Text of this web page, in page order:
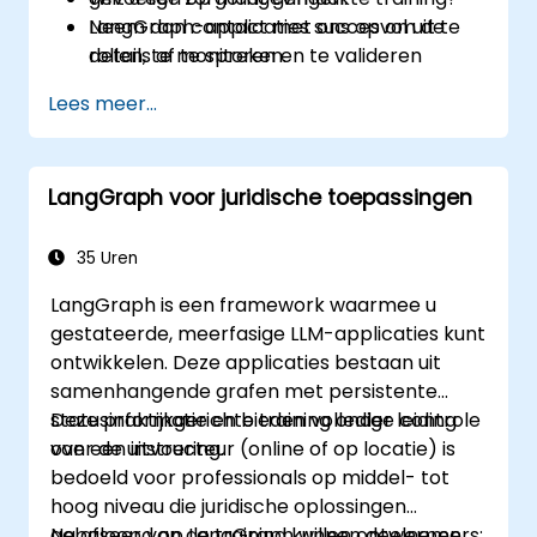
LangGraph-applicaties succesvol uit te
rollen, te monitoren en te valideren
gezondheidszorg.
Neem dan contact met ons op om de
details af te spreken.
Lees meer...
LangGraph voor juridische toepassingen
35 Uren
LangGraph is een framework waarmee u
gestateerde, meerfasige LLM-applicaties kunt
ontwikkelen. Deze applicaties bestaan uit
samenhangende grafen met persistente
statusinformatie en bieden volledige controle
over de uitvoering.
Deze praktijkgerichte training onder leiding
van een instructeur (online of op locatie) is
bedoeld voor professionals op middel- tot
hoog niveau die juridische oplossingen